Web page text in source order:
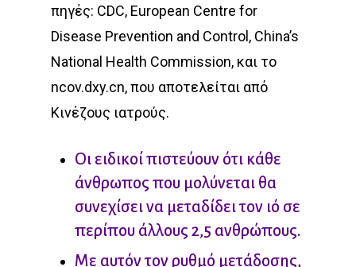
πηγές: CDC, European Centre for
Disease Prevention and Control, China’s
National Health Commission, και το
ncov.dxy.cn, που αποτελείται από
Κινέζους ιατρούς.
Οι ειδικοί πιστεύουν ότι κάθε
άνθρωπος που μολύνεται θα
συνεχίσει να μεταδίδει τον ιό σε
περίπου άλλους 2,5 ανθρώπους.
Με αυτόν τον ρυθμό μετάδοσης,